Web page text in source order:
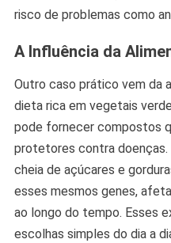
risco de problemas como
A Influência da
Outro caso prático vem da
dieta rica em vegetais
pode fornecer compostos
protetores contra doenças.
cheia de açúcares e
esses mesmos genes,
ao longo do tempo. Esses
escolhas simples do dia a